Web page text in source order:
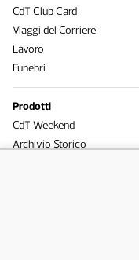
CdT Club Card
Viaggi del Corriere
Lavoro
Funebri
Prodotti
CdT Weekend
Archivio Storico